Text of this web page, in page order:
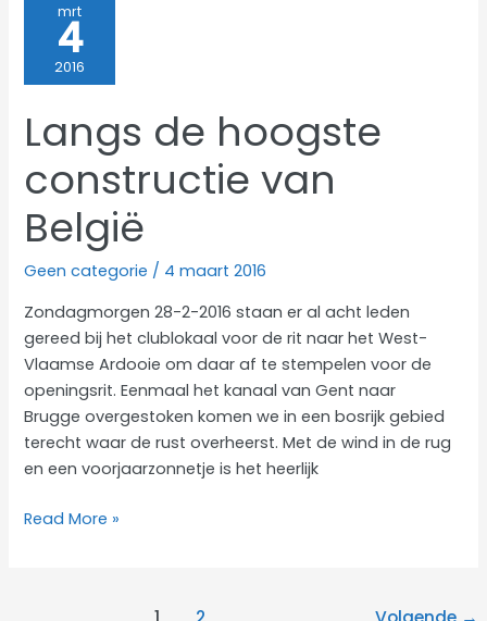
mrt
4
2016
Langs de hoogste
constructie van
België
Geen categorie / 4 maart 2016
Zondagmorgen 28-2-2016 staan er al acht leden
gereed bij het clublokaal voor de rit naar het West-
Vlaamse Ardooie om daar af te stempelen voor de
openingsrit. Eenmaal het kanaal van Gent naar
Brugge overgestoken komen we in een bosrijk gebied
terecht waar de rust overheerst. Met de wind in de rug
en een voorjaarzonnetje is het heerlijk
Langs
Read More »